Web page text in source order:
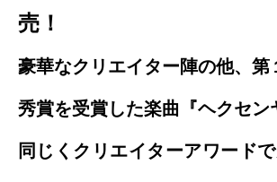
売！
豪華なクリエイター陣の他、
秀賞を受賞した楽曲『ヘクセン
同じくクリエイターアワード